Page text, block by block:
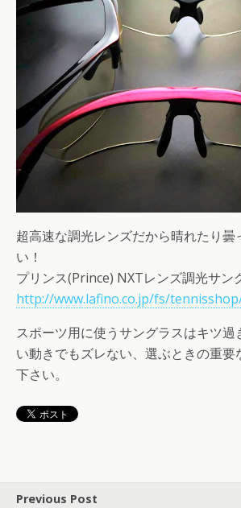
超高速な調光レンズだから晴れたり曇
い！
プリンス(Prince) NXTレンズ調光サン
http://www.lafino.co.jp/fs/
スポーツ用に使うサングラスはキツ過
い動きでもズレない、選ぶときの重要
下さい。
Previous Post